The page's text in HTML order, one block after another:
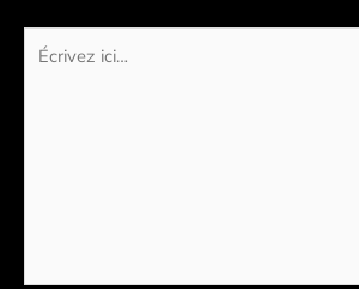
Écrivez
ici…